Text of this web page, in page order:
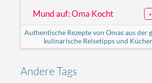
Mund auf: Oma Kocht
Authentische Rezepte von Omas aus der
kulinarische Reisetipps und
Andere Tags